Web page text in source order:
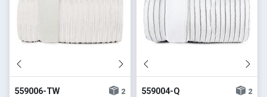
559006-TW
2
559004-Q
2